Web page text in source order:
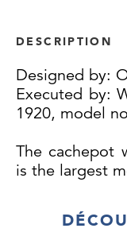
DESCRIPTION
Designed by:
Executed by:
1920, model
The cachepot
is the largest